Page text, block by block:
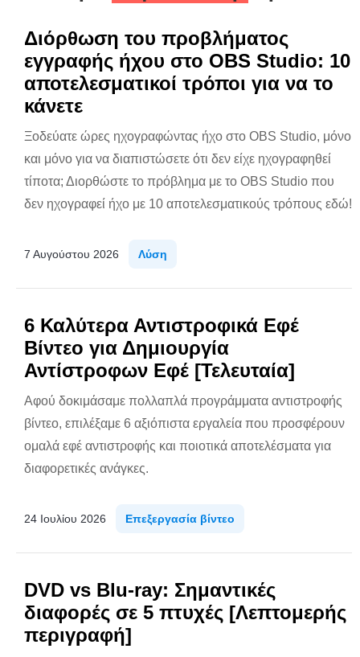
Διόρθωση του προβλήματος
εγγραφής ήχου στο OBS Studio: 10
αποτελεσματικοί τρόποι για να το
κάνετε
Ξοδεύατε ώρες ηχογραφώντας ήχο στο OBS Studio, μόνο
και μόνο για να διαπιστώσετε ότι δεν είχε ηχογραφηθεί
τίποτα; Διορθώστε το πρόβλημα με το OBS Studio που
δεν ηχογραφεί ήχο με 10 αποτελεσματικούς τρόπους εδώ!
7 Αυγούστου 2026 Λύση
6 Καλύτερα Αντιστροφικά Εφέ
Βίντεο για Δημιουργία
Αντίστροφων Εφέ [Τελευταία]
Αφού δοκιμάσαμε πολλαπλά προγράμματα αντιστροφής
βίντεο, επιλέξαμε 6 αξιόπιστα εργαλεία που προσφέρουν
ομαλά εφέ αντιστροφής και ποιοτικά αποτελέσματα για
διαφορετικές ανάγκες.
24 Ιουλίου 2026 Επεξεργασία βίντεο
DVD vs Blu-ray: Σημαντικές
διαφορές σε 5 πτυχές [Λεπτομερής
περιγραφή]